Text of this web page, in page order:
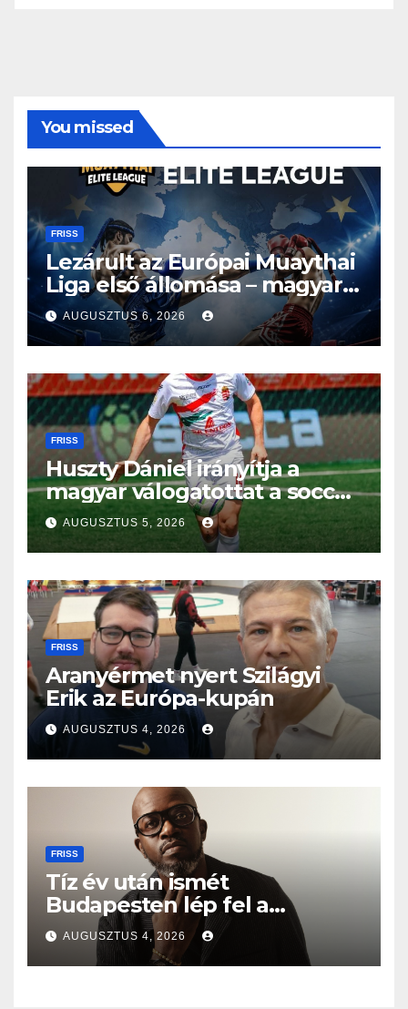
You missed
FRISS
Lezárult az Európai Muaythai
Liga első állomása – magyar
részvétellel debütált az új
sorozat
AUGUSZTUS 6, 2026
FRISS
Huszty Dániel irányítja a
magyar válogatottat a socca-
világbajnokságon
AUGUSZTUS 5, 2026
FRISS
Aranyérmet nyert Szilágyi
Erik az Európa-kupán
AUGUSZTUS 4, 2026
FRISS
Tíz év után ismét
Budapesten lép fel a
Grammy-díjas világsztár
AUGUSZTUS 4, 2026